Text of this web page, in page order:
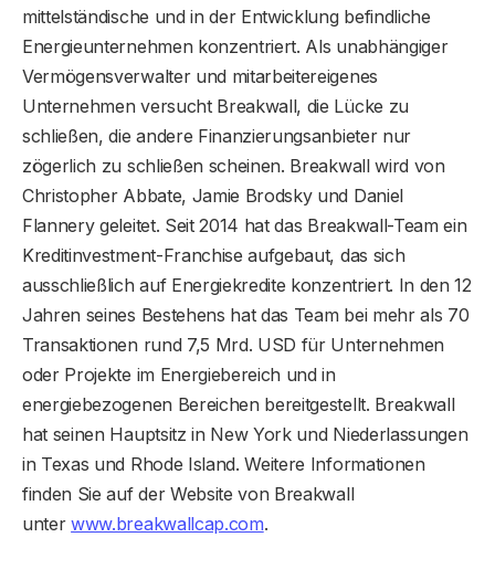
mittelständische und in der Entwicklung befindliche
Energieunternehmen konzentriert. Als unabhängiger
Vermögensverwalter und mitarbeitereigenes
Unternehmen versucht Breakwall, die Lücke zu
schließen, die andere Finanzierungsanbieter nur
zögerlich zu schließen scheinen. Breakwall wird von
Christopher Abbate, Jamie Brodsky und Daniel
Flannery geleitet. Seit 2014 hat das Breakwall-Team ein
Kreditinvestment-Franchise aufgebaut, das sich
ausschließlich auf Energiekredite konzentriert. In den 12
Jahren seines Bestehens hat das Team bei mehr als 70
Transaktionen rund 7,5 Mrd. USD für Unternehmen
oder Projekte im Energiebereich und in
energiebezogenen Bereichen bereitgestellt. Breakwall
hat seinen Hauptsitz in New York und Niederlassungen
in Texas und Rhode Island. Weitere Informationen
finden Sie auf der Website von Breakwall
unterwww.breakwallcap.com.